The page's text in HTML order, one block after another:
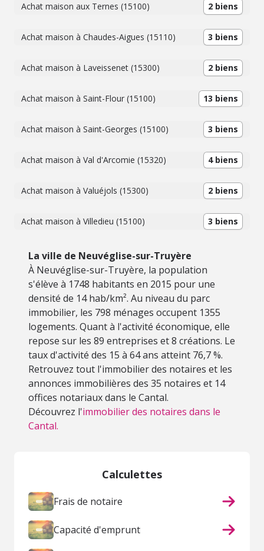
Achat maison aux Ternes (15100) 2 biens
Achat maison à Chaudes-Aigues (15110) 3 biens
Achat maison à Laveissenet (15300) 2 biens
Achat maison à Saint-Flour (15100) 13 biens
Achat maison à Saint-Georges (15100) 3 biens
Achat maison à Val d'Arcomie (15320) 4 biens
Achat maison à Valuéjols (15300) 2 biens
Achat maison à Villedieu (15100) 3 biens
La ville de Neuvéglise-sur-Truyère
À Neuvéglise-sur-Truyère, la population
s'élève à 1748 habitants en 2015 pour une
densité de 14 hab/km². Au niveau du parc
immobilier, les 798 ménages occupent 1355
logements. Quant à l'activité économique, elle
repose sur les 89 entreprises et 8 créations. Le
taux d'activité des 15 à 64 ans atteint 76,7 %.
Retrouvez tout l'immobilier des notaires et les
annonces immobilières des 35 notaires et 14
offices notariaux dans le Cantal.
Découvrez l'immobilier des notaires dans le
Cantal.
Calculettes
Frais de notaire
Capacité d'emprunt